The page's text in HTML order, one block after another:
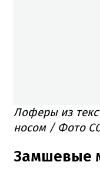
Лоферы из
носом / Фото
Замшевые